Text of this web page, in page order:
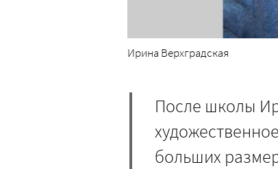
Ирина Верхградская
После школы
больших